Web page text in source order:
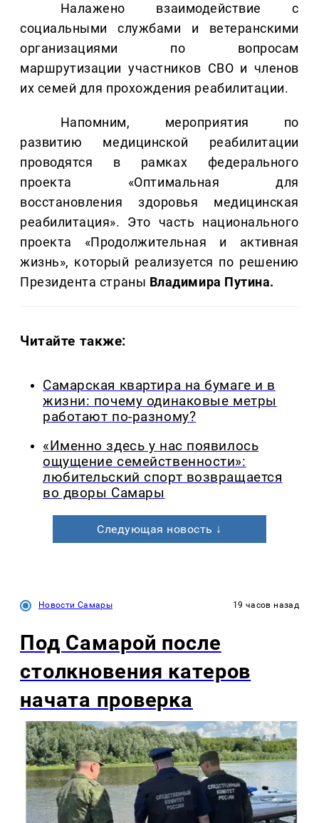
Налажено взаимодействие с
социальными службами и ветеранскими
организациями по вопросам
маршрутизации участников СВО и членов
их семей для прохождения реабилитации.
Напомним, мероприятия по
развитию медицинской реабилитации
проводятся в рамках федерального
проекта «Оптимальная для
восстановления здоровья медицинская
реабилитация». Это часть национального
проекта «Продолжительная и активная
жизнь», который реализуется по решению
Президента страны Владимира Путина.
Читайте также:
Самарская квартира на бумаге и в
жизни: почему одинаковые метры
работают по-разному?
«Именно здесь у нас появилось
ощущение семейственности»:
любительский спорт возвращается
во дворы Самары
Следующая новость ↓
Новости Самары 19 часов назад
Под Самарой после
столкновения катеров
начата проверка